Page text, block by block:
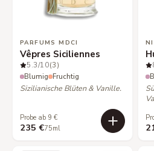
PARFUMS MDCI
Vêpres Siciliennes
5.3/10(3)
Blumig Fruchtig
Sizilianische Blüten & Vanille.
Probe ab 9 €
235 €75ml